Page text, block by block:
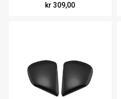
kr 309,00